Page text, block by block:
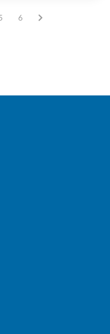
la page
sur la page
êtes sur la page
Vous êtes sur la page
6